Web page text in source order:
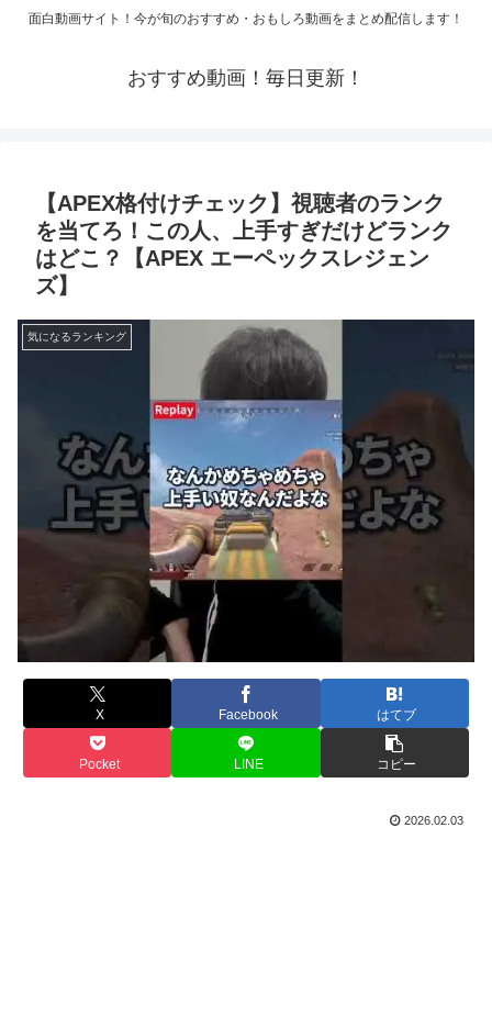
面白動画サイト！今が旬のおすすめ・おもしろ動画をまとめ配信します！
おすすめ動画！毎日更新！
【APEX格付けチェック】視聴者のランク
を当てろ！この人、上手すぎだけどランク
はどこ？【APEX エーペックスレジェン
ズ】
気になるランキング
X Facebook はてブ
Pocket LINE コピー
2026.02.03